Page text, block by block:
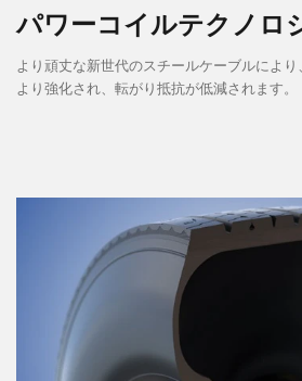
パワーコイルテクノロ
より頑丈な新世代のスチールケーブルにより
より強化され、転がり抵抗が低減されます。